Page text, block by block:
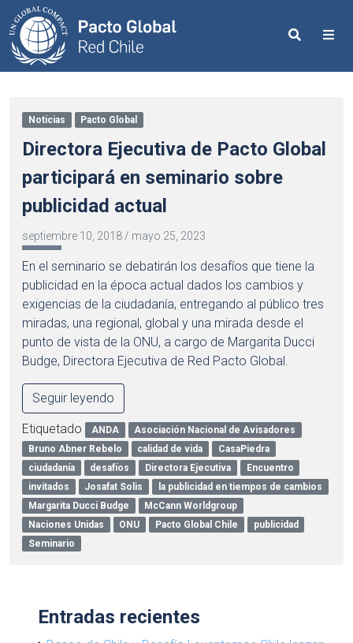
Search
Noticias Pacto Global
Directora Ejecutiva de Pacto Global
participará en seminario sobre
publicidad actual
septiembre 10, 2018 / mayo 25, 2023
En el seminario se debatirán los desafíos que tiene la
publicidad en la época actual dados los cambios y
exigencias de la ciudadanía, entregando al público tres
miradas, una regional, global y una mirada desde el
punto de vista de la ONU, a cargo de Margarita Ducci
Budge, Directora Ejecutiva de Red Pacto Global.
Seguir leyendo
Etiquetado ANDA
Asociación Nacional de Avisadores
Bruno Abner Rebelo
calidad de vida
CasaPiedra
ciudadanía
desafíos Directora Ejecutiva
Encuentro
invitados
Josafat Solis
la publicidad en tiempos de cambios
Margarita Ducci Budge
McCann Worldgroup
Naciones Unidas
ONU Pacto Global Chile
publicidad
Seminario
Entradas recientes